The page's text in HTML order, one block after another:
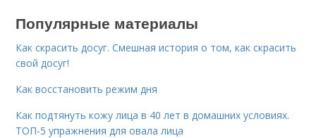
Популярные материалы
Как скрасить досуг. Смешная история о том, как скрасить
свой досуг!
Как восстановить режим дня
Как подтянуть кожу лица в 40 лет в домашних условиях.
ТОП-5 упражнения для овала лица